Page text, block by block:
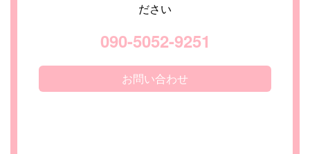
ださい
090-5052-9251
お問い合わせ